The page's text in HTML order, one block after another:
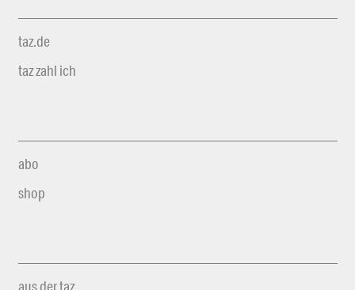
taz.de
taz zahl ich
abo
shop
aus der taz